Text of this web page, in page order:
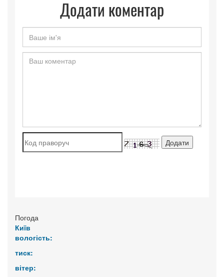
Додати коментар
Погода
Київ
вологість:
тиск:
вітер: